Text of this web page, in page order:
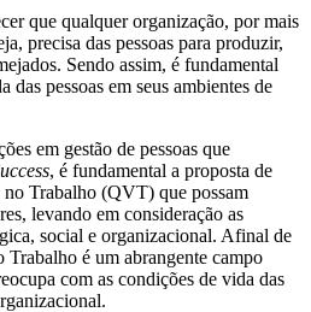
que qualquer organização, por mais
precisa das pessoas para produzir,
Sendo assim, é fundamental
das pessoas em seus ambientes de
em gestão de pessoas que
, é fundamental a proposta de
Trabalho (QVT) que possam
levando em consideração as
social e organizacional. Afinal de
é um abrangente campo
com as condições de vida das